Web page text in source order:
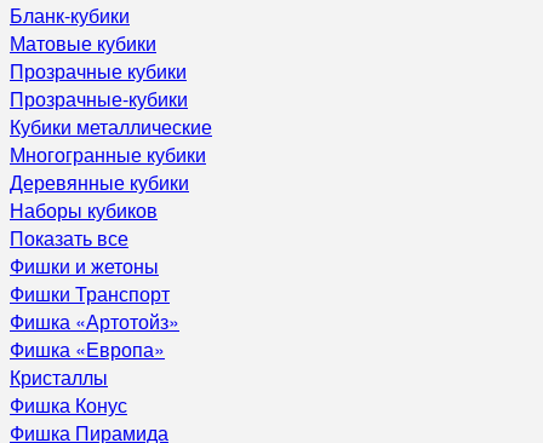
Бланк-кубики
Матовые кубики
Прозрачные кубики
Прозрачные-кубики
Кубики металлические
Многогранные кубики
Деревянные кубики
Наборы кубиков
Показать все
Фишки и жетоны
Фишки Транспорт
Фишка «Артотойз»
Фишка «Европа»
Кристаллы
Фишка Конус
Фишка Пирамида